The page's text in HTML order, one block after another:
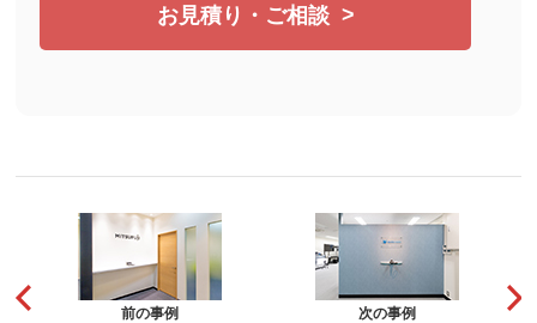
お見積り・ご相談
前の事例 次の事例